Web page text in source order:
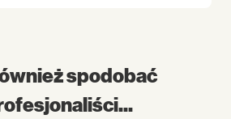
spodobać